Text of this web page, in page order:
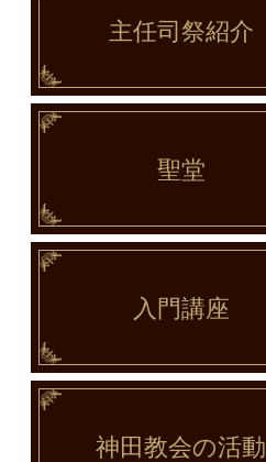
主任司祭紹介
聖堂
入門講座
神田教会の活動